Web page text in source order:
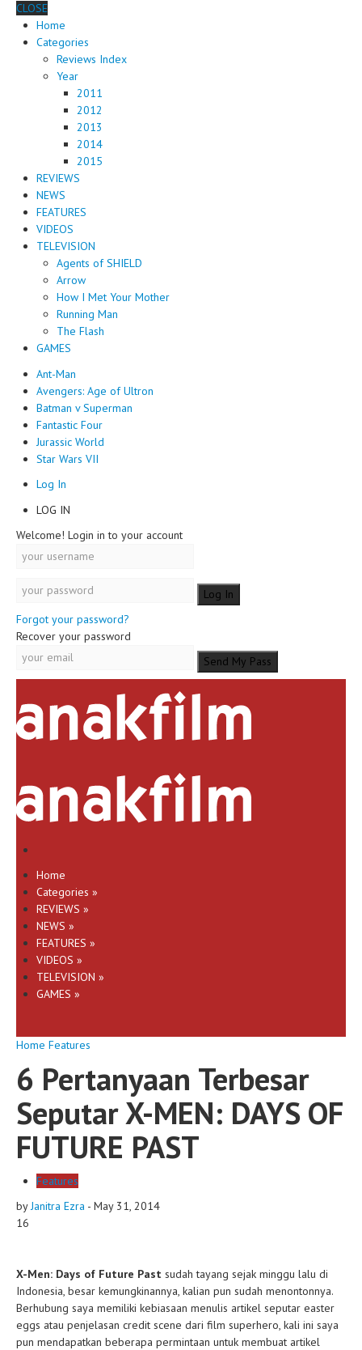
CLOSE
Home
Categories
Reviews Index
Year
2011
2012
2013
2014
2015
REVIEWS
NEWS
FEATURES
VIDEOS
TELEVISION
Agents of SHIELD
Arrow
How I Met Your Mother
Running Man
The Flash
GAMES
Ant-Man
Avengers: Age of Ultron
Batman v Superman
Fantastic Four
Jurassic World
Star Wars VII
Log In
LOG IN
Welcome! Login in to your account
Forgot your password?
Recover your password
Home
Categories »
REVIEWS »
NEWS »
FEATURES »
VIDEOS »
TELEVISION »
GAMES »
Home Features
6 Pertanyaan Terbesar
Seputar X-MEN: DAYS OF
FUTURE PAST
Features
byJanitra Ezra - May 31, 2014
16
X-Men: Days of Future Past sudah tayang sejak minggu lalu di
Indonesia, besar kemungkinannya, kalian pun sudah menontonnya.
Berhubung saya memiliki kebiasaan menulis artikel seputar easter
eggs atau penjelasan credit scene dari film superhero, kali ini saya
pun mendapatkan beberapa permintaan untuk membuat artikel